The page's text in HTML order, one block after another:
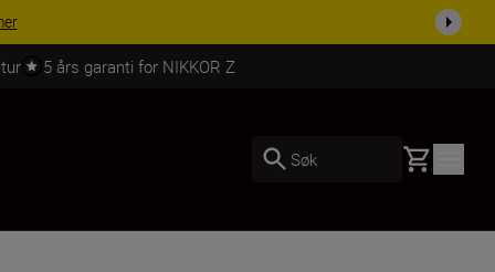
5 års garanti for NIKKOR Z
Søk Basket